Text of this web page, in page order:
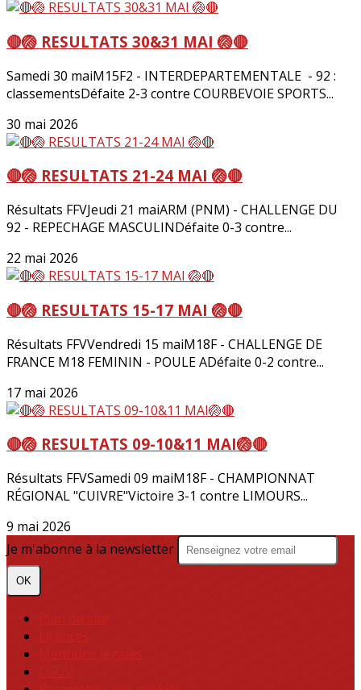
🔴🏐 RESULTATS 30&31 MAI 🏐🔴
Samedi 30 maiM15F2 - INTERDEPARTEMENTALE - 92 :
classementsDéfaite 2-3 contre COURBEVOIE SPORTS...
30 mai 2026
🔴🏐 RESULTATS 21-24 MAI 🏐🔴
Résultats FFVJeudi 21 maiARM (PNM) - CHALLENGE DU
92 - REPECHAGE MASCULINDéfaite 0-3 contre...
22 mai 2026
🔴🏐 RESULTATS 15-17 MAI 🏐🔴
Résultats FFVVendredi 15 maiM18F - CHALLENGE DE
FRANCE M18 FEMININ - POULE ADéfaite 0-2 contre...
17 mai 2026
🔴🏐 RESULTATS 09-10&11 MAI🏐🔴
Résultats FFVSamedi 09 maiM18F - CHAMPIONNAT
RÉGIONAL "CUIVRE"Victoire 3-1 contre LIMOURS...
9 mai 2026
Je m'abonne à la newsletter
OK
Plan du site
Mentions légales
CGUV